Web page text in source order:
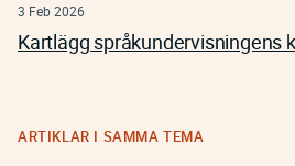
3 Feb 2026
Kartlägg språkundervisningens
ARTIKLAR I SAMMA TEMA